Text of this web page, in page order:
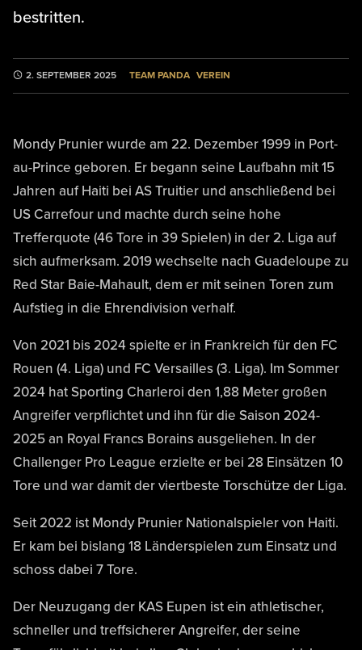
bestritten.
2. SEPTEMBER 2025 TEAM PANDA VEREIN
Mondy Prunier wurde am 22. Dezember 1999 in Port-
au-Prince geboren. Er begann seine Laufbahn mit 15
Jahren auf Haiti bei AS Truitier und anschließend bei
US Carrefour und machte durch seine hohe
Trefferquote (46 Tore in 39 Spielen) in der 2. Liga auf
sich aufmerksam. 2019 wechselte nach Guadeloupe zu
Red Star Baie-Mahault, dem er mit seinen Toren zum
Aufstieg in die Ehrendivision verhalf.
Von 2021 bis 2024 spielte er in Frankreich für den FC
Rouen (4. Liga) und FC Versailles (3. Liga). Im Sommer
2024 hat Sporting Charleroi den 1,88 Meter großen
Angreifer verpflichtet und ihn für die Saison 2024-
2025 an Royal Francs Borains ausgeliehen. In der
Challenger Pro League erzielte er bei 28 Einsätzen 10
Tore und war damit der viertbeste Torschütze der Liga.
Seit 2022 ist Mondy Prunier Nationalspieler von Haiti.
Er kam bei bislang 18 Länderspielen zum Einsatz und
schoss dabei 7 Tore.
Der Neuzugang der KAS Eupen ist ein athletischer,
schneller und treffsicherer Angreifer, der seine